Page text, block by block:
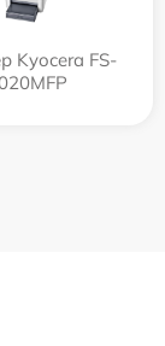
Kyocera FS-